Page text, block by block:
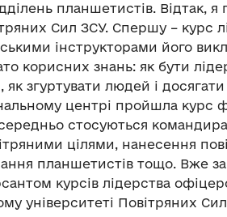
планшетистів. Відтак,
Сил ЗСУ. Спершу – курс
інструкторами його
корисних знань: як бути
згуртувати людей і
центрі пройшла курс
стосуються
цілями, нанесення
планшетистів тощо. Вже за
курсів лідерства
університеті Повітряних